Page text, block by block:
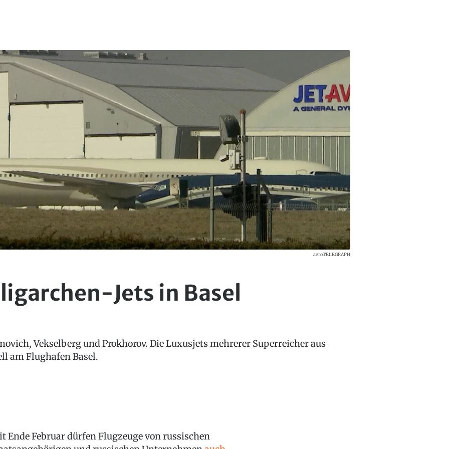
aeroTELEGRAPH
Jets in Basel
Vekselberg und Prokhorov. Die Luxusjets mehrerer Superreicher aus
am Flughafen Basel.
Ende Februar dürfen Flugzeuge von russischen